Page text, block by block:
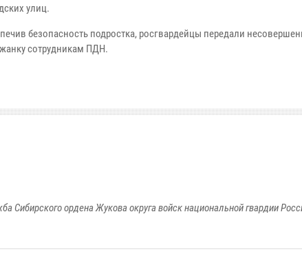
улиц.
безопасность подростка, росгвардейцы передали
сотрудникам ПДН.
Сибирского ордена Жукова округа войск национальной гвардии